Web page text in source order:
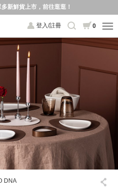
新鮮貨上市，前往逛逛！
登入/註冊 0
DNA